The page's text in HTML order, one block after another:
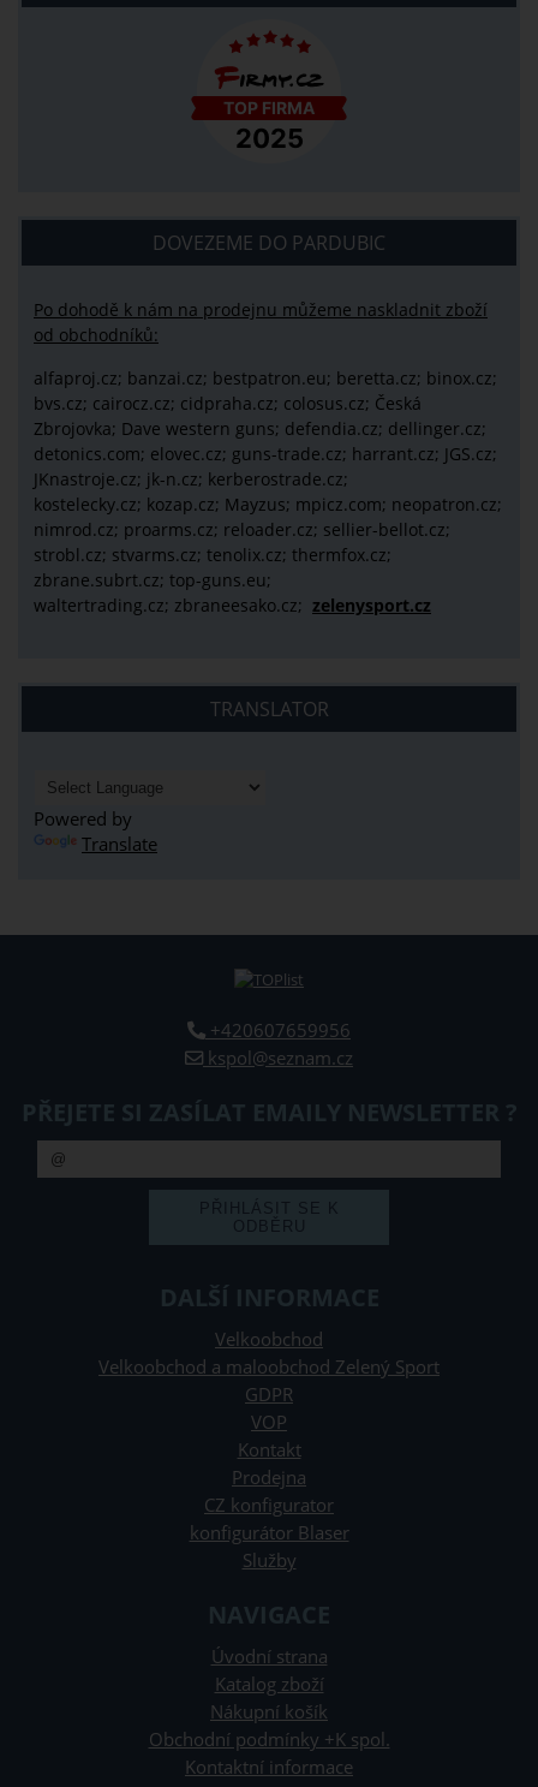
DOVEZEME DO PARDUBIC
Po dohodě k nám na prodejnu můžeme naskladnit zboží
od obchodníků:
alfaproj.cz; banzai.cz; bestpatron.eu; beretta.cz; binox.cz;
bvs.cz; cairocz.cz; cidpraha.cz; colosus.cz; Česká
Zbrojovka; Dave western guns; defendia.cz; dellinger.cz;
detonics.com; elovec.cz; guns-trade.cz; harrant.cz; JGS.cz;
JKnastroje.cz; jk-n.cz; kerberostrade.cz;
kostelecky.cz; kozap.cz; Mayzus; mpicz.com; neopatron.cz;
nimrod.cz; proarms.cz; reloader.cz; sellier-bellot.cz;
strobl.cz; stvarms.cz; tenolix.cz; thermfox.cz;
zbrane.subrt.cz; top-guns.eu;
waltertrading.cz; zbraneesako.cz; zelenysport.cz
TRANSLATOR
Powered by
Translate
+420607659956
kspol@seznam.cz
PŘEJETE SI ZASÍLAT EMAILY NEWSLETTER ?
DALŠÍ INFORMACE
Velkoobchod
Velkoobchod a maloobchod Zelený Sport
GDPR
VOP
Kontakt
Prodejna
CZ konfigurator
konfigurátor Blaser
Služby
NAVIGACE
Úvodní strana
Katalog zboží
Nákupní košík
Obchodní podmínky +K spol.
Kontaktní informace